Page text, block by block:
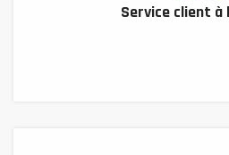
Service client à